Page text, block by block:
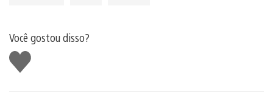
Você gostou disso?
Curtir